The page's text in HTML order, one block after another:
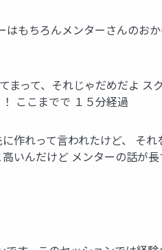
もちろんメンターさんのお
まって、それじゃだめだよ
ここまでで １５分経過
作れって言われたけど、 そ
いんだけど メンターの話が